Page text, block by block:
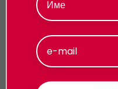
Колко време
преживяването?
Как трябва да се